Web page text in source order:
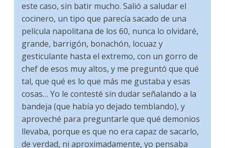
este caso, sin batir mucho. Salió a saludar el
cocinero, un tipo que parecía sacado de una
película napolitana de los 60, nunca lo olvidaré,
grande, barrigón, bonachón, locuaz y
gesticulante hasta el extremo, con un gorro de
chef de esos muy altos, y me preguntó que qué
tal, que qué es lo que más me gustaba y esas
cosas… Yo le contesté sin dudar señalando a la
bandeja (que había yo dejado temblando), y
aproveché para preguntarle que qué demonios
llevaba, porque es que no era capaz de sacarlo,
de verdad, ni aproximadamente, yo pensaba